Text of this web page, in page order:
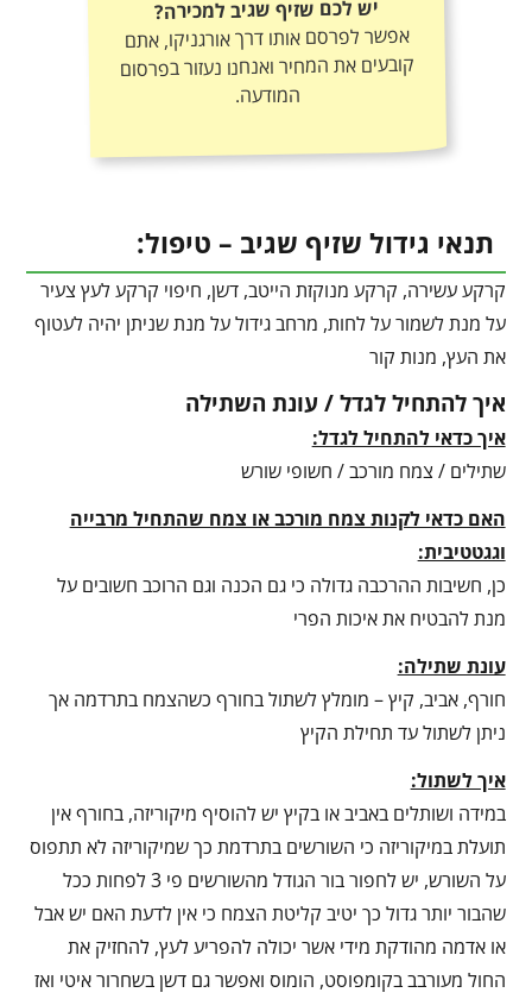
יש לכם שזיף שגיב למכירה?
אפשר לפרסם אותו דרך אורגניקו, אתם
קובעים את המחיר ואנחנו נעזור בפרסום
המודעה.
תנאי גידול שזיף שגיב – טיפול:
קרקע עשירה, קרקע מנוקזת הייטב, דשן, חיפוי קרקע לעץ צעיר
על מנת לשמור על לחות, מרחב גידול על מנת שניתן יהיה לעטוף
את העץ, מנות קור
איך להתחיל לגדל / עונת השתילה
איך כדאי להתחיל לגדל:
שתילים / צמח מורכב / חשופי שורש
האם כדאי לקנות צמח מורכב או צמח שהתחיל מרבייה
וגגטטיבית:
כן, חשיבות ההרכבה גדולה כי גם הכנה וגם הרוכב חשובים על
מנת להבטיח את איכות הפרי
עונת שתילה:
חורף, אביב, קיץ – מומלץ לשתול בחורף כשהצמח בתרדמה אך
ניתן לשתול עד תחילת הקיץ
איך לשתול:
במידה ושותלים באביב או בקיץ יש להוסיף מיקוריזה, בחורף אין
תועלת במיקוריזה כי השורשים בתרדמת כך שמיקוריזה לא תתפוס
על השורש, יש לחפור בור הגודל מהשורשים פי 3 לפחות ככל
שהבור יותר גדול כך יטיב קליטת הצמח כי אין לדעת האם יש אבל
או אדמה מהודקת מידי אשר יכולה להפריע לעץ, להחזיק את
החול מעורבב בקומפוסט, הומוס ואפשר גם דשן בשחרור איטי ואז